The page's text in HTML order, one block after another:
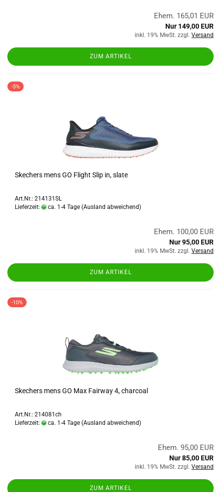
Ehem. 165,01 EUR
Nur 149,00 EUR
inkl. 19% MwSt. zzgl. Versand
ZUM ARTIKEL
-5%
Skechers mens GO Flight Slip in, slate
Art.Nr.: 214131SL
Lieferzeit:
ca. 1-4 Tage (Ausland abweichend)
Ehem. 100,00 EUR
Nur 95,00 EUR
inkl. 19% MwSt. zzgl. Versand
ZUM ARTIKEL
-10%
Skechers mens GO Max Fairway 4, charcoal
Art.Nr.: 214081ch
Lieferzeit:
ca. 1-4 Tage (Ausland abweichend)
Ehem. 95,00 EUR
Nur 85,00 EUR
inkl. 19% MwSt. zzgl. Versand
ZUM ARTIKEL